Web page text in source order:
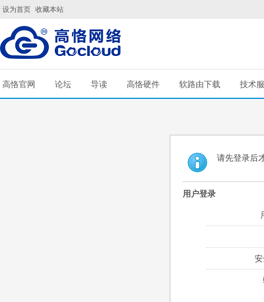
设为首页 收藏本站
高恪官网 论坛 导读 高恪硬件 软路由下载 技术
请先登录后
用户登录